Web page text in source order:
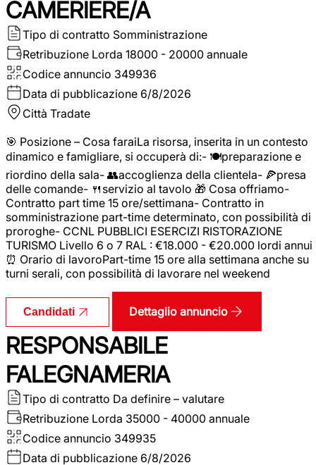
CAMERIERE/A
Tipo di contratto Somministrazione
Retribuzione Lorda 18000 - 20000 annuale
Codice annuncio 349936
Data di pubblicazione 6/8/2026
Città Tradate
🎯 Posizione – Cosa faraiLa risorsa, inserita in un contesto
dinamico e famigliare, si occuperà di:- 🍽️preparazione e
riordino della sala- 👥accoglienza della clientela- 🍕presa
delle comande- 🍴servizio al tavolo 🎁 Cosa offriamo-
Contratto part time 15 ore/settimana- Contratto in
somministrazione part-time determinato, con possibilità di
proroghe- CCNL PUBBLICI ESERCIZI RISTORAZIONE
TURISMO Livello 6 o 7 RAL : €18.000 - €20.000 lordi annui
⏰ Orario di lavoroPart-time 15 ore alla settimana anche su
turni serali, con possibilità di lavorare nel weekend
Candidati Dettaglio annuncio
RESPONSABILE
FALEGNAMERIA
Tipo di contratto Da definire – valutare
Retribuzione Lorda 35000 - 40000 annuale
Codice annuncio 349935
Data di pubblicazione 6/8/2026